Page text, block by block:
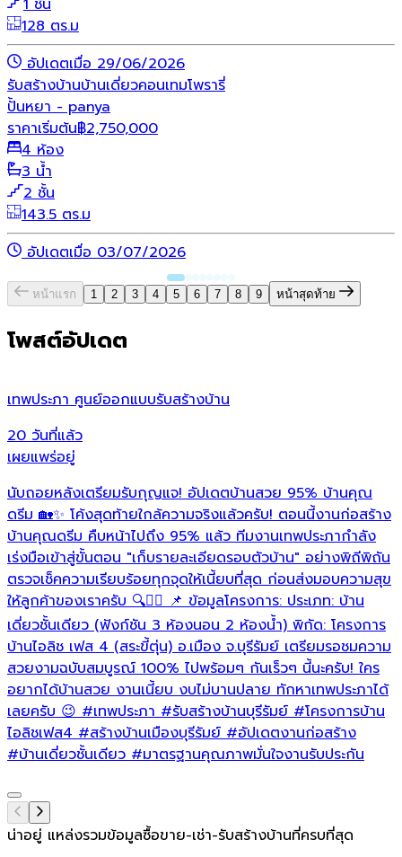
1 ชั้น
128 ตร.ม
อัปเดตเมื่อ 29/06/2026
รับสร้างบ้านบ้านเดี่ยวคอนเทมโพรารี่
ปั้นหยา - panya
ราคาเริ่มต้น฿2,750,000
4 ห้อง
3 น้ำ
2 ชั้น
143.5 ตร.ม
อัปเดตเมื่อ 03/07/2026
หน้าแรก 1 2 3 4 5 6 7 8 9 หน้าสุดท้าย
โพสต์อัปเดต
เทพประภา ศูนย์ออกแบบรับสร้างบ้าน
20 วันที่แล้ว
เผยแพร่อยู่
นับถอยหลังเตรียมรับกุญแจ! อัปเดตบ้านสวย 95% บ้านคุณ
ดรีม 🏡✨ โค้งสุดท้ายใกล้ความจริงแล้วครับ! ตอนนี้งานก่อสร้าง
บ้านคุณดรีม คืบหน้าไปถึง 95% แล้ว ทีมงานเทพประภากำลัง
เร่งมือเข้าสู่ขั้นตอน "เก็บรายละเอียดรอบตัวบ้าน" อย่างพิถีพิถัน
ตรวจเช็คความเรียบร้อยทุกจุดให้เนี้ยบที่สุด ก่อนส่งมอบความสุข
ให้ลูกค้าของเราครับ 🔍👷‍♂️ 📌 ข้อมูลโครงการ: ประเภท: บ้าน
เดี่ยวชั้นเดียว (ฟังก์ชัน 3 ห้องนอน 2 ห้องน้ำ) พิกัด: โครงการ
บ้านไอลิช เฟส 4 (สระขี้ตุ่น) อ.เมือง จ.บุรีรัมย์ เตรียมรอชมความ
สวยงามฉบับสมบูรณ์ 100% ไปพร้อมๆ กันเร็วๆ นี้นะครับ! ใคร
อยากได้บ้านสวย งานเนี้ยบ งบไม่บานปลาย ทักหาเทพประภาได้
เลยครับ 😉#เทพประภา #รับสร้างบ้านบุรีรัมย์ #โครงการบ้าน
ไอลิชเฟส4 #สร้างบ้านเมืองบุรีรัมย์ #อัปเดตงานก่อสร้าง
#บ้านเดี่ยวชั้นเดียว #มาตรฐานคุณภาพมั่นใจงานรับประกัน
น่าอยู่ แหล่งรวมข้อมูลซื้อขาย-เช่า-รับสร้างบ้านที่ครบที่สุด